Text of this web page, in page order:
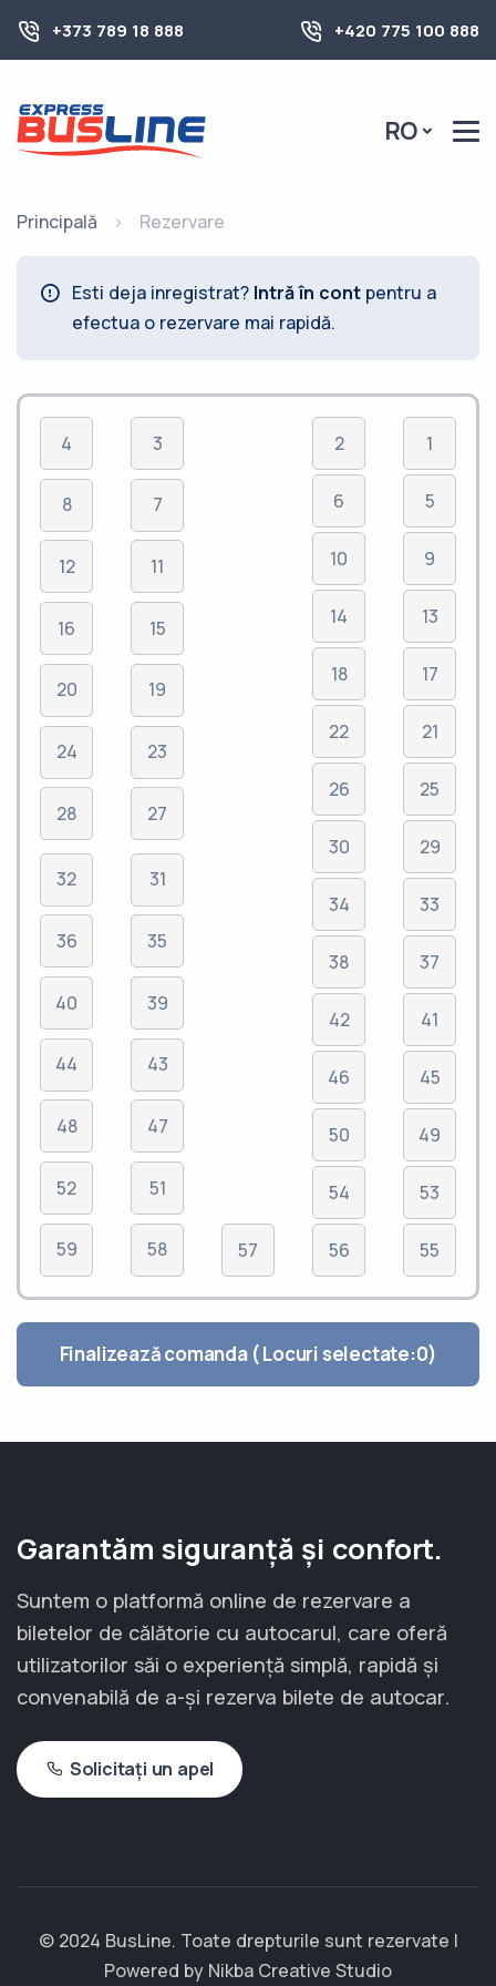
+373 789 18 888 +420 775 100 888
RO
Principală Rezervare
Esti deja inregistrat? Intră în cont pentru a
efectua o rezervare mai rapidă.
4
8
12
16
20
24
28
32
36
40
44
48
52
59
3
7
11
15
19
23
27
31
35
39
43
47
51
58 57
2
6
10
14
18
22
26
30
34
38
42
46
50
54
56
1
5
9
13
17
21
25
29
33
37
41
45
49
53
55
Finalizează comanda ( Locuri selectate:0)
Garantăm siguranță și confort.
Suntem o platformă online de rezervare a
biletelor de călătorie cu autocarul, care oferă
utilizatorilor săi o experiență simplă, rapidă și
convenabilă de a-și rezerva bilete de autocar.
Solicitați un apel
© 2024 BusLine. Toate drepturile sunt rezervate |
Powered by Nikba Creative Studio